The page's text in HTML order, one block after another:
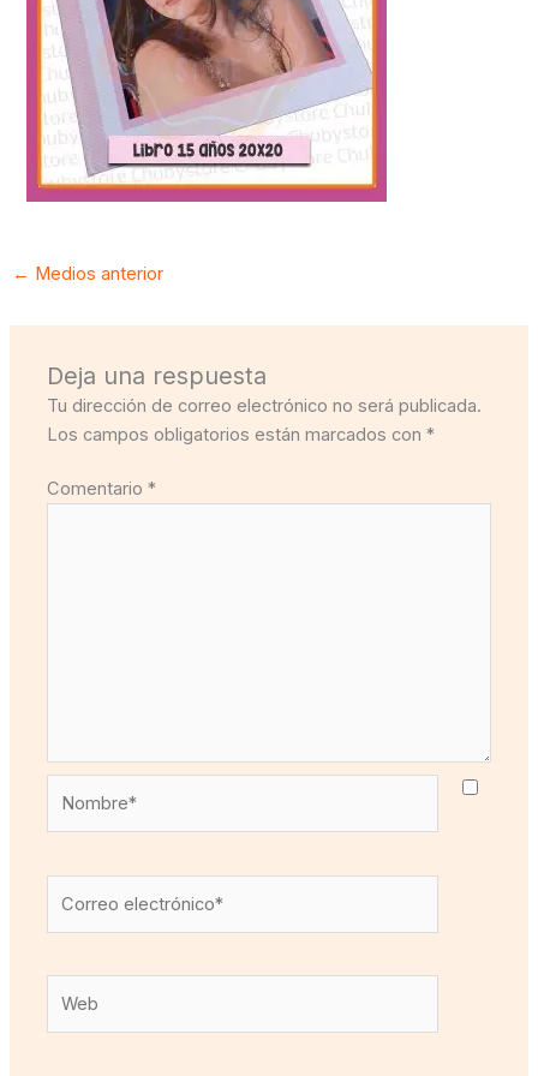
← Medios anterior
Deja una respuesta
Tu dirección de correo electrónico no será publicada.
Los campos obligatorios están marcados con*
Comentario*
electrónico*